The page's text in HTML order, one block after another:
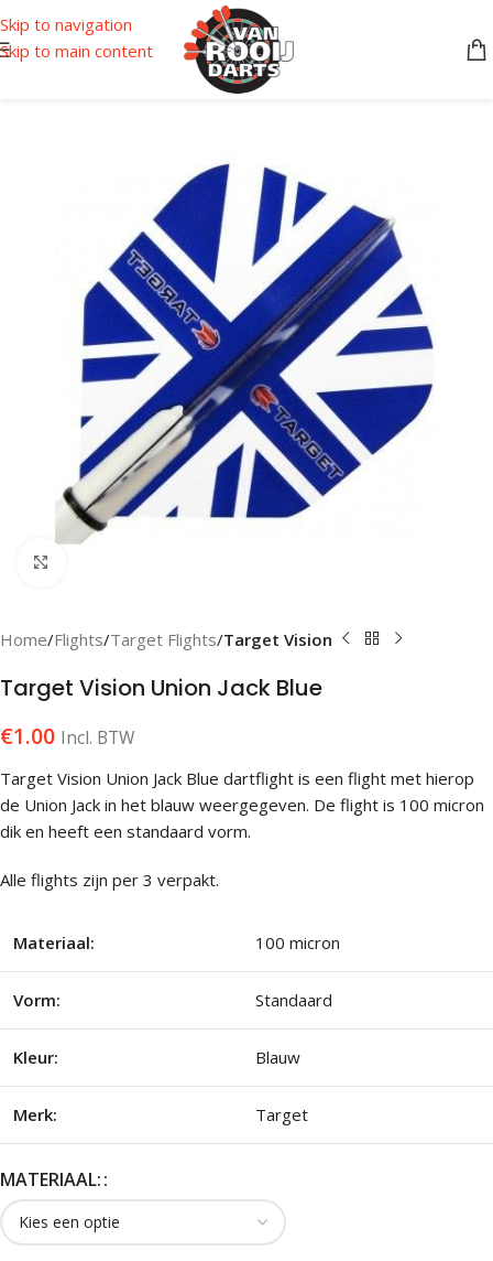
Skip to navigation
Skip to main content
Home Flights Target Flights Target Vision
Target Vision Union Jack Blue
€1.00 Incl. BTW
Target Vision Union Jack Blue dartflight is een flight met hierop
de Union Jack in het blauw weergegeven. De flight is 100 micron
dik en heeft een standaard vorm.
Alle flights zijn per 3 verpakt.
Materiaal: 100 micron
Vorm: Standaard
Kleur: Blauw
Merk: Target
MATERIAAL: